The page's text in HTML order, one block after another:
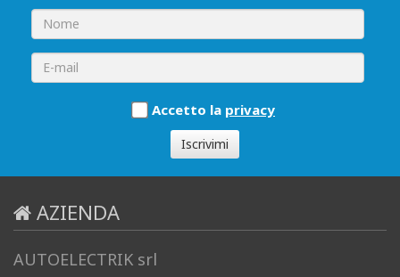
Accetto la privacy
Iscrivimi
AZIENDA
AUTOELECTRIK srl